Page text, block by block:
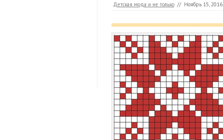
Детская мода и не только // Ноябрь 15, 2016